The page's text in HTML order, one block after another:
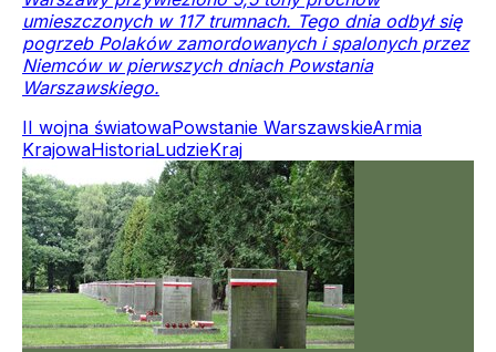
umieszczonych w 117 trumnach. Tego dnia odbył się
pogrzeb Polaków zamordowanych i spalonych przez
Niemców w pierwszych dniach Powstania
Warszawskiego.
II wojna światowaPowstanie WarszawskieArmia
KrajowaHistoriaLudzieKraj